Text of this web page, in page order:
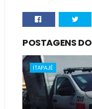
POSTAGENS
ITAPAJÉ